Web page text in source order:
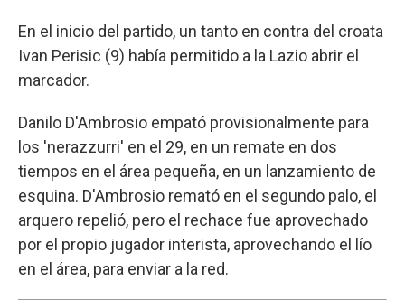
En el inicio del partido, un tanto en contra del croata
Ivan Perisic (9) había permitido a la Lazio abrir el
marcador.
Danilo D'Ambrosio empató provisionalmente para
los 'nerazzurri' en el 29, en un remate en dos
tiempos en el área pequeña, en un lanzamiento de
esquina. D'Ambrosio remató en el segundo palo, el
arquero repelió, pero el rechace fue aprovechado
por el propio jugador interista, aprovechando el lío
en el área, para enviar a la red.